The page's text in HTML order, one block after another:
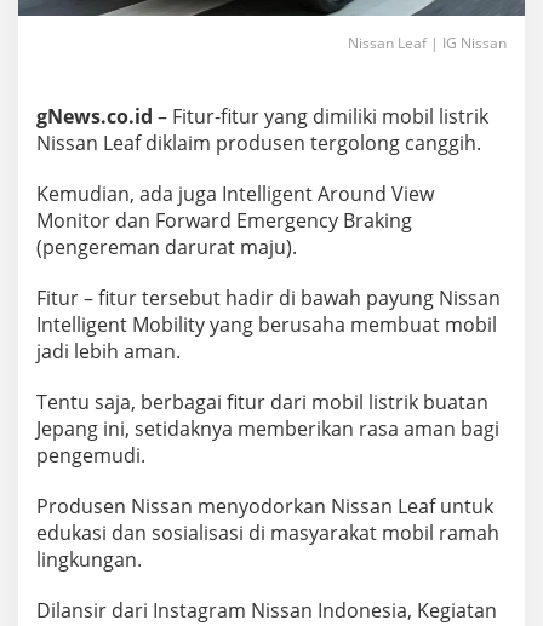
Nissan Leaf | IG Nissan
gNews.co.id – Fitur-fitur yang dimiliki mobil listrik
Nissan Leaf diklaim produsen tergolong canggih.
Kemudian, ada juga Intelligent Around View
Monitor dan Forward Emergency Braking
(pengereman darurat maju).
Fitur – fitur tersebut hadir di bawah payung Nissan
Intelligent Mobility yang berusaha membuat mobil
jadi lebih aman.
Tentu saja, berbagai fitur dari mobil listrik buatan
Jepang ini, setidaknya memberikan rasa aman bagi
pengemudi.
Produsen Nissan menyodorkan Nissan Leaf untuk
edukasi dan sosialisasi di masyarakat mobil ramah
lingkungan.
Dilansir dari Instagram Nissan Indonesia, Kegiatan